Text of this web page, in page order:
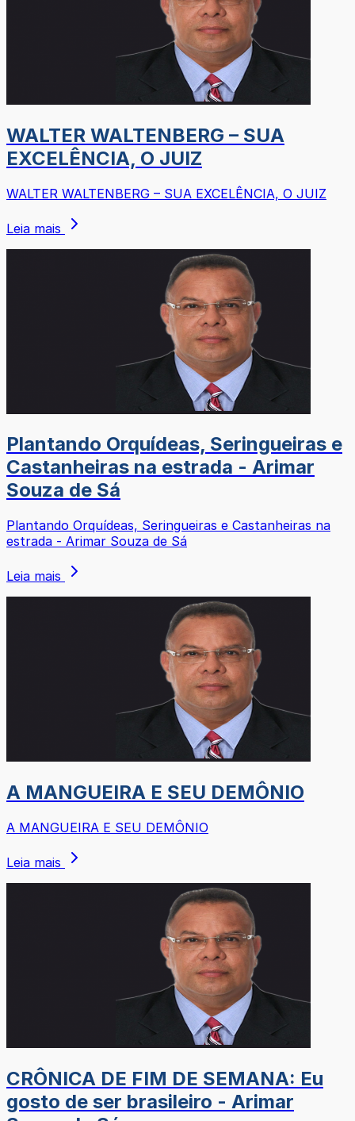
WALTER WALTENBERG – SUA
EXCELÊNCIA, O JUIZ
WALTER WALTENBERG – SUA EXCELÊNCIA, O JUIZ
Leia mais
Plantando Orquídeas, Seringueiras e
Castanheiras na estrada - Arimar
Souza de Sá
Plantando Orquídeas, Seringueiras e Castanheiras na
estrada - Arimar Souza de Sá
Leia mais
A MANGUEIRA E SEU DEMÔNIO
A MANGUEIRA E SEU DEMÔNIO
Leia mais
CRÔNICA DE FIM DE SEMANA: Eu
gosto de ser brasileiro - Arimar